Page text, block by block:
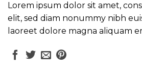
Lorem ipsum dolor sit amet,
elit, sed diam nonummy nibh
laoreet dolore magna aliquam